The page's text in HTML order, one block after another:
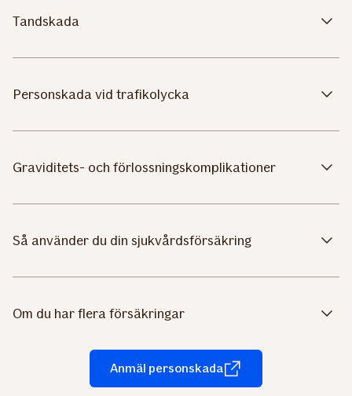
Tandskada
Personskada vid trafikolycka
Graviditets- och förlossningskomplikationer
Så använder du din sjukvårdsförsäkring
Om du har flera försäkringar
Anmäl personskada